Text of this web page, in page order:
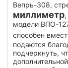
Вепрь-308,
миллиметр
модели ВПО-
способен
подаются
подчеркнуть,